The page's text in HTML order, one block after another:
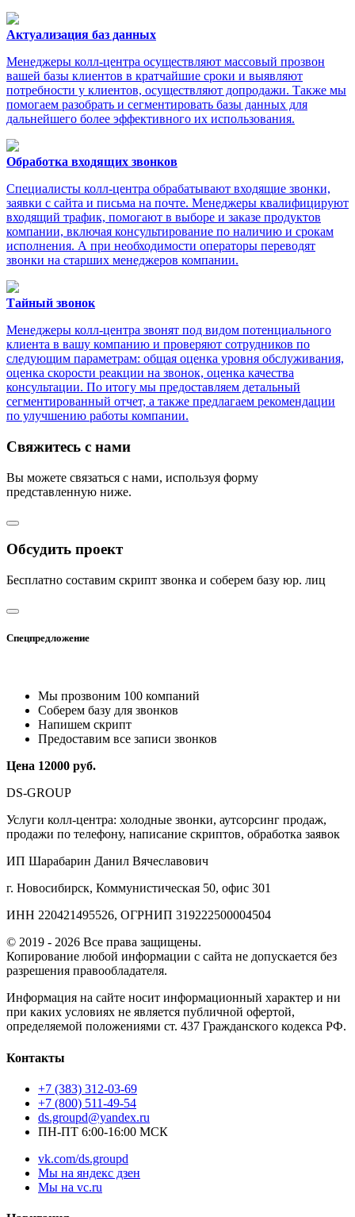
Актуализация баз данных
Менеджеры колл-центра осуществляют массовый прозвон
вашей базы клиентов в кратчайшие сроки и выявляют
потребности у клиентов, осуществляют допродажи. Также мы
помогаем разобрать и сегментировать базы данных для
дальнейшего более эффективного их использования.
Обработка входящих звонков
Специалисты колл-центра обрабатывают входящие звонки,
заявки с сайта и письма на почте. Менеджеры квалифицируют
входящий трафик, помогают в выборе и заказе продуктов
компании, включая консультирование по наличию и срокам
исполнения. А при необходимости операторы переводят
звонки на старших менеджеров компании.
Тайный звонок
Менеджеры колл-центра звонят под видом потенциального
клиента в вашу компанию и проверяют сотрудников по
следующим параметрам: общая оценка уровня обслуживания,
оценка скорости реакции на звонок, оценка качества
консультации. По итогу мы предоставляем детальный
сегментированный отчет, а также предлагаем рекомендации
по улучшению работы компании.
Свяжитесь с нами
Вы можете связаться с нами, используя форму
представленную ниже.
Обсудить проект
Бесплатно составим скрипт звонка и соберем базу юр. лиц
Спецпредложение
Мы прозвоним 100 компаний
Соберем базу для звонков
Напишем скрипт
Предоставим все записи звонков
Цена 12000 руб.
DS-GROUP
Услуги колл‑центра: холодные звонки, аутсорсинг продаж,
продажи по телефону, написание скриптов, обработка заявок
ИП Шарабарин Данил Вячеславович
г. Новосибирск, Коммунистическая 50, офис 301
ИНН 220421495526, ОГРНИП 319222500004504
© 2019 - 2026 Все права защищены.
Копирование любой информации с сайта не допускается без
разрешения правообладателя.
Информация на сайте носит информационный характер и ни
при каких условиях не является публичной офертой,
определяемой положениями ст. 437 Гражданского кодекса РФ.
Контакты
+7 (383) 312-03-69
+7 (800) 511-49-54
ds.groupd@yandex.ru
ПН-ПТ 6:00-16:00 МСК
vk.com/ds.groupd
Мы на яндекс дзен
Мы на vc.ru